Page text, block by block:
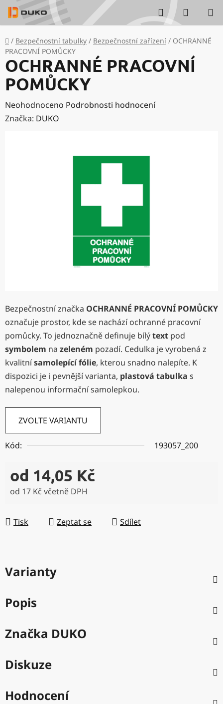
Přejít
na
obsah
Hledat
KOŠÍK
Domů
/ Bezpečnostní tabulky / Bezpečnostní zařízení / OCHRANNÉ
PRACOVNÍ POMŮCKY
Bezpečnostní značka OCHRANNÉ PRACOVNÍ POMŮCKY
označuje prostor, kde se nachází ochranné pracovní
pomůcky. To jednoznačně definuje bílýtext pod
symbolem na zeleném pozadí. Cedulka je vyrobená z
kvalitnísamolepící fólie, kterou snadno nalepíte. K
dispozici je i pevnější varianta, plastová tabulka s
nalepenou informační samolepkou.
ZVOLTE VARIANTU
Kód: 193057_200
od 14,05 Kč
od 17 Kč včetně DPH
Tisk
Zeptat se Sdílet
OCHRANNÉ PRACOVNÍ
POMŮCKY
Průměrné
hodnocení
Neohodnoceno Podrobnosti hodnocení
Značka: DUKO
Varianty
Popis
Značka DUKO
Diskuze
Hodnocení